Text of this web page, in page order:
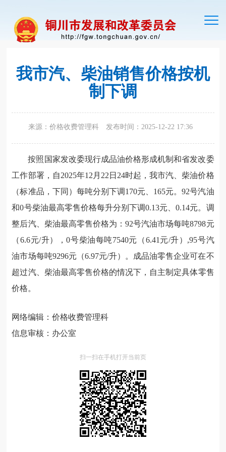
切
换
我市汽、柴油销售价格按机
制下调
来源：价格收费管理科 发布时间：2025-12-22 17:36
按照国家发改委现行成品油价格形成机制和省发改委
工作部署，自2025年12月22日24时起，我市汽、柴油价格
（标准品，下同）每吨分别下调170元、165元。92号汽油
和0号柴油最高零售价格每升分别下调0.13元、0.14元。调
整后汽、柴油最高零售价格为：92号汽油市场每吨8798元
（6.6元/升），0号柴油每吨7540元（6.41元/升）,95号汽
油市场每吨9296元（6.97元/升）。成品油零售企业可在不
超过汽、柴油最高零售价格的情况下，自主制定具体零售
价格。
网络编辑：价格收费管理科
信息审核：办公室
扫一扫在手机打开当前页